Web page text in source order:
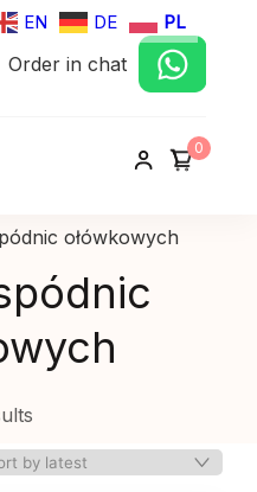
EN DE PL
Order in chat
0
ołówkowych